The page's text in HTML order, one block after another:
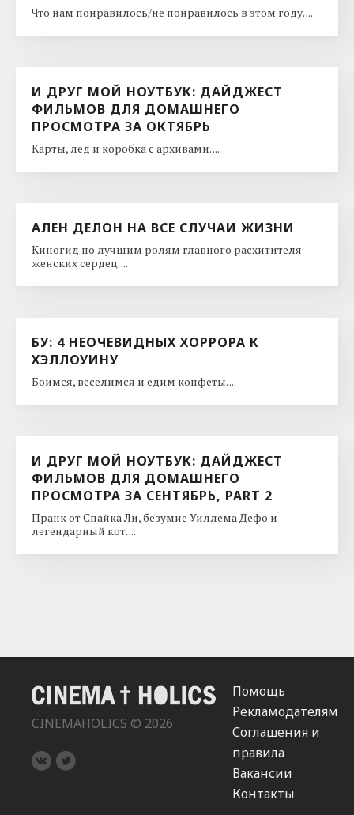
Что нам понравилось/не понравилось в этом году. ...
И ДРУГ МОЙ НОУТБУК: ДАЙДЖЕСТ
ФИЛЬМОВ ДЛЯ ДОМАШНЕГО
ПРОСМОТРА ЗА ОКТЯБРЬ
Карты, лед и коробка с архивами. ...
АЛЕН ДЕЛОН НА ВСЕ СЛУЧАИ ЖИЗНИ
Киногид по лучшим ролям главного расхитителя
женских сердец. ...
БУ: 4 НЕОЧЕВИДНЫХ ХОРРОРА К
ХЭЛЛОУИНУ
Боимся, веселимся и едим конфеты. ...
И ДРУГ МОЙ НОУТБУК: ДАЙДЖЕСТ
ФИЛЬМОВ ДЛЯ ДОМАШНЕГО
ПРОСМОТРА ЗА СЕНТЯБРЬ, PART 2
Пранк от Спайка Ли, безумие Уиллема Дефо и
легендарный кот. ...
CINEMAHOLICS © 2026
Помощь
Рекламодателям
Соглашения и
правила
Вакансии
Контакты